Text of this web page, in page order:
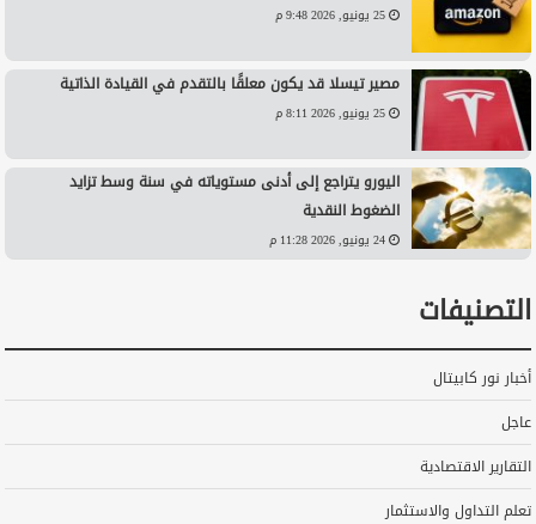
25 يونيو, 2026 9:48 م
مصير تيسلا قد يكون معلقًا بالتقدم في القيادة الذاتية
25 يونيو, 2026 8:11 م
اليورو يتراجع إلى أدنى مستوياته في سنة وسط تزايد
الضغوط النقدية
24 يونيو, 2026 11:28 م
التصنيفات
أخبار نور كابيتال
عاجل
التقارير الاقتصادية
تعلم التداول والاستثمار